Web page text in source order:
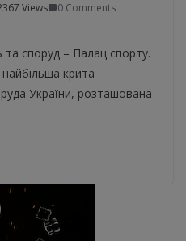
Views
0 Comments
та споруд – Палац спорту.
крита
України, розташована